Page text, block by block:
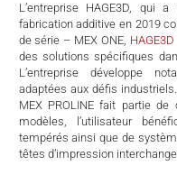
L’entreprise HAGE3D,
fabrication additive en 2019
de série – MEX ONE,
des solutions spécifiques
L’entreprise développe
adaptées aux défis
MEX PROLINE fait partie
modèles, l’utilisateur
tempérés ainsi que de
têtes d’impression